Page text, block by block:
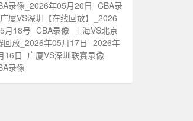
录像_2026年05月20日 CBA录
厦VS深圳【在线回放】_2026
月18号 CBA录像_上海VS北京
回放_2026年05月17日 2026年
16日_广厦VS深圳联赛录像
录像